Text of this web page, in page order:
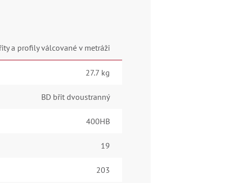
a profily válcované v metráži
27.7 kg
BD břit dvoustranný
400HB
19
203